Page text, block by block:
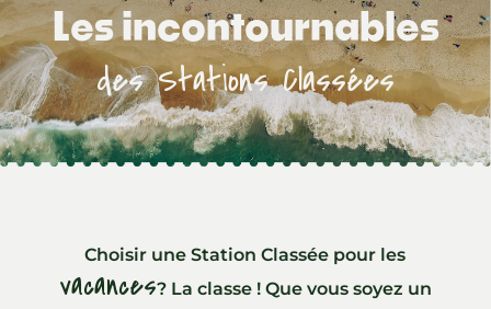
Les incontournables
des Stations Classées
Choisir une Station Classée pour les
vacances? La classe ! Que vous soyez un